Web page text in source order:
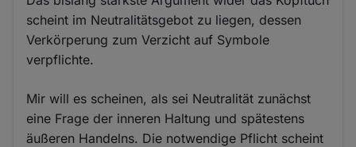
scheint im Neutralitätsgebot zu liegen, dessen
Verkörperung zum Verzicht auf Symbole
verpflichte.
Mir will es scheinen, als sei Neutralität zunächst
eine Frage der inneren Haltung und spätestens
äußeren Handelns. Die notwendige Pflicht scheint